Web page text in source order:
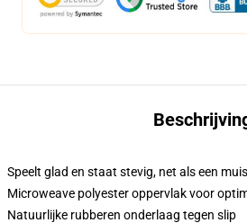
Speelt glad en staat stevig, net als een
Microweave polyester oppervlak voor
Natuurlijke rubberen onderlaag tegen slip